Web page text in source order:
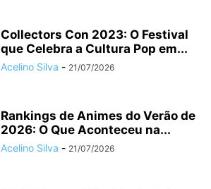
Collectors Con 2023: O Festival
que Celebra a Cultura Pop em...
Acelino Silva - 21/07/2026
Rankings de Animes do Verão de
2026: O Que Aconteceu na...
Acelino Silva - 21/07/2026